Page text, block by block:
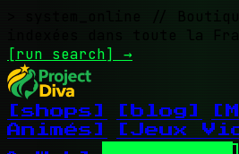
//
indexées dans toute la
[run search] →
[shops] [blog]
Animés]
[Jeux